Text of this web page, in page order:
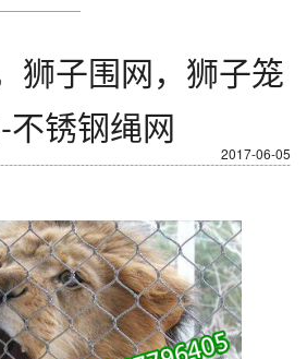
狮子围网，狮子笼
不锈钢绳网
2017-06-05